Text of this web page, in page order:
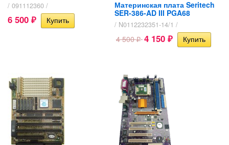
/ 091112360 /
6 500 ₽
Материнская плата Seritech
SER-386-AD III PGA68
/ N0112232351-14/1 /
4 500₽ 4 150 ₽